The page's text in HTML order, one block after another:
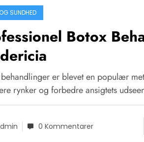
SUNDHED
Botox
er blevet en populær
rynker og forbedre ansigtets
0 Kommentarer